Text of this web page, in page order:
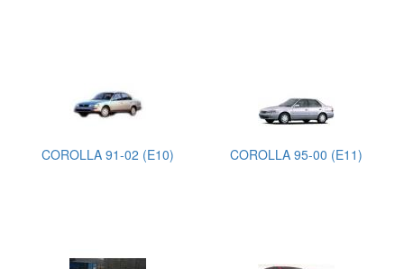
COROLLA 91-02 (E10) COROLLA 95-00 (E11)